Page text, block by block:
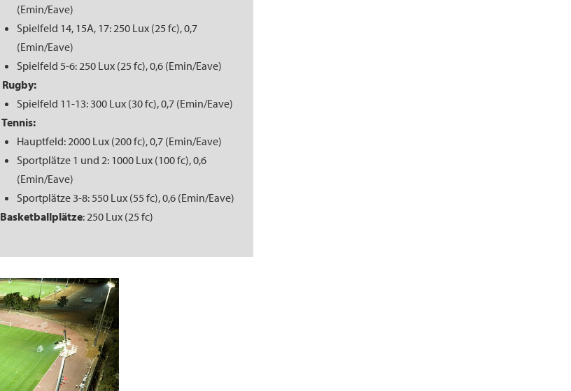
(Emin/Eave)
Spielfeld 14, 15A, 17: 250 Lux (25 fc), 0,7
(Emin/Eave)
Spielfeld 5-6: 250 Lux (25 fc), 0,6 (Emin/Eave)
Rugby:
Spielfeld 11-13: 300 Lux (30 fc), 0,7 (Emin/Eave)
Tennis:
Hauptfeld: 2000 Lux (200 fc), 0,7 (Emin/Eave)
Sportplätze 1 und 2: 1000 Lux (100 fc), 0,6
(Emin/Eave)
Sportplätze 3-8: 550 Lux (55 fc), 0,6 (Emin/Eave)
Basketballplätze: 250 Lux (25 fc)